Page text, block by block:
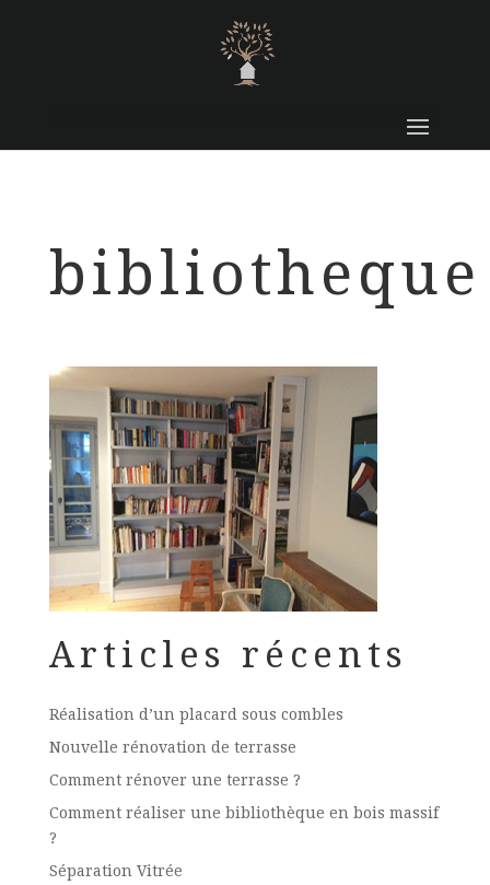
bibliotheque
Articles récents
Réalisation d’un placard sous combles
Nouvelle rénovation de terrasse
Comment rénover une terrasse ?
Comment réaliser une bibliothèque en bois massif
?
Séparation Vitrée